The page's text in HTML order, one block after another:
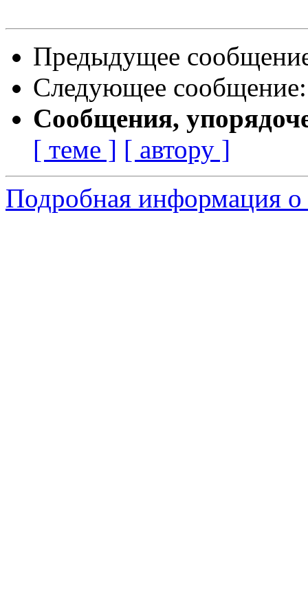
Предыдущее
Следующее
Сообщения,
[ теме ] [ автору ]
Подробная информация о